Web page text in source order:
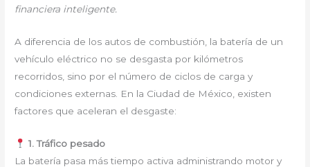
financiera inteligente.
A diferencia de los autos de combustión, la batería de un
vehículo eléctrico no se desgasta por kilómetros
recorridos, sino por el número de ciclos de carga y
condiciones externas. En la Ciudad de México, existen
factores que aceleran el desgaste:
1. Tráfico pesado
La batería pasa más tiempo activa administrando motor y